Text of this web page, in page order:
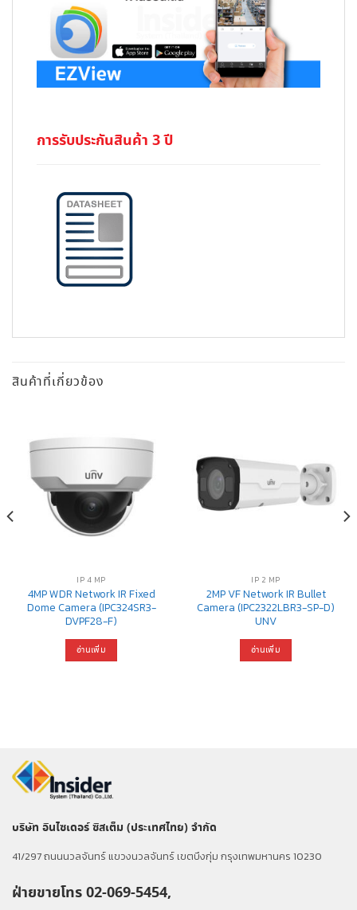
การรับประกันสินค้า 3 ปี
สินค้าที่เกี่ยวข้อง
IP 4 MP
4MP WDR Network IR Fixed
Dome Camera (IPC324SR3-
DVPF28-F)
อ่านเพิ่ม
IP 2 MP
2MP VF Network IR Bullet
Camera (IPC2322LBR3-SP-D)
UNV
อ่านเพิ่ม
บริษัท อินไซเดอร์ ซิสเต็ม (ประเทศไทย) จำกัด
41/297 ถนนนวลจันทร์ แขวงนวลจันทร์ เขตบึงกุ่ม กรุงเทพมหานคร 10230
ฝ่ายขายโทร 02-069-5454,